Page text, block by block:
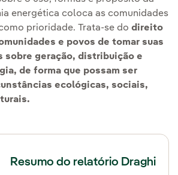
energética coloca as comunidades
prioridade. Trata-se do direito
e povos de tomar suas
sobre geração, distribuição e
de forma que possam ser
ecológicas, sociais,
Resumo do relatório Draghi